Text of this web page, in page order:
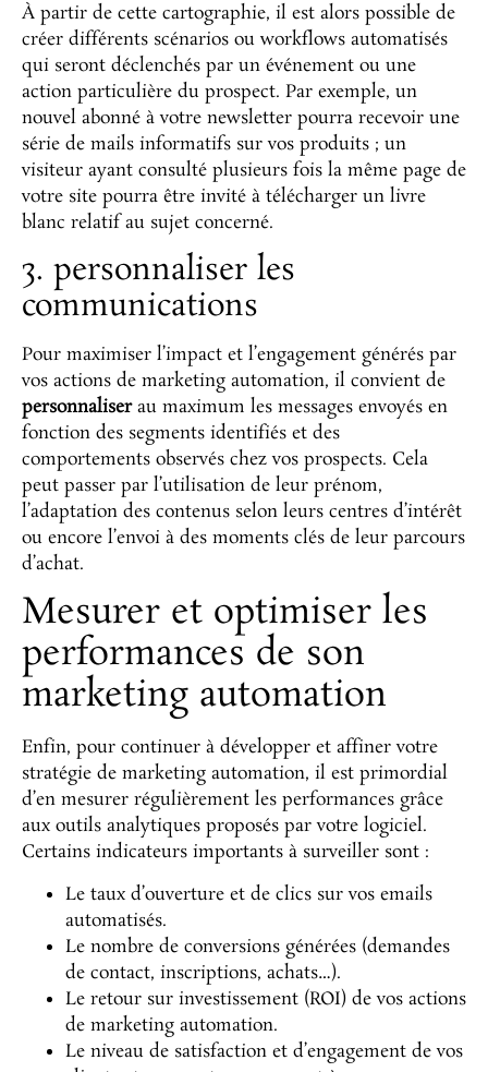
À partir de cette cartographie, il est alors possible de
créer différents scénarios ou workflows automatisés
qui seront déclenchés par un événement ou une
action particulière du prospect. Par exemple, un
nouvel abonné à votre newsletter pourra recevoir une
série de mails informatifs sur vos produits ; un
visiteur ayant consulté plusieurs fois la même page de
votre site pourra être invité à télécharger un livre
blanc relatif au sujet concerné.
3. personnaliser les
communications
Pour maximiser l’impact et l’engagement générés par
vos actions de marketing automation, il convient de
personnaliserau maximum les messages envoyés en
fonction des segments identifiés et des
comportements observés chez vos prospects. Cela
peut passer par l’utilisation de leur prénom,
l’adaptation des contenus selon leurs centres d’intérêt
ou encore l’envoi à des moments clés de leur parcours
d’achat.
Mesurer et optimiser les
performances de son
marketing automation
Enfin, pour continuer à développer et affiner votre
stratégie de marketing automation, il est primordial
d’en mesurer régulièrement les performances grâce
aux outils analytiques proposés par votre logiciel.
Certains indicateurs importants à surveiller sont :
Le taux d’ouverture et de clics sur vos emails
automatisés.
Le nombre de conversions générées (demandes
de contact, inscriptions, achats…).
Le retour sur investissement (ROI) de vos actions
de marketing automation.
Le niveau de satisfaction et d’engagement de vos